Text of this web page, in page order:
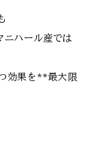
ニハール産では
効果を**最大限